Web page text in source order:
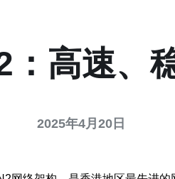
：高速、
2025年4月20日